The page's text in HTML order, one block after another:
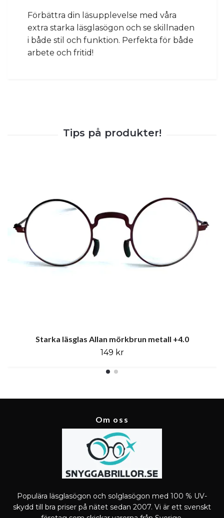
Förbättra din läsupplevelse med våra
extra starka läsglasögon och se skillnaden
i både stil och funktion. Perfekta för både
arbete och fritid!
Starka läsglas Allan mörkbrun metall +4.0
149 kr
Om oss
Populära läsglasögon och solglasögon med 100 % UV-
skydd till bra priser på nätet sedan 2007. Vi är ett svenskt